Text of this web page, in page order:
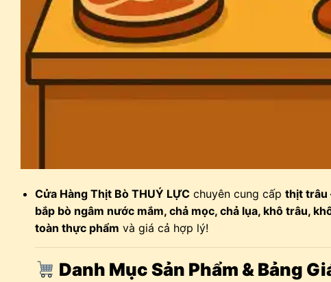
Cửa Hàng Thịt Bò THUÝ LỰCchuyên cung cấp thịt trâu
bắp bò ngâm nước mắm, chả mọc, chả lụa, khô trâu,
toàn thực phẩm và giá cả hợp lý!
Danh Mục Sản Phẩm & Bảng